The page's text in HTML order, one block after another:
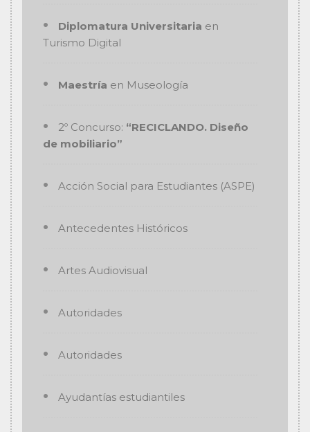
Diplomatura Universitaria en
Turismo Digital
Maestría en Museología
2º Concurso: “RECICLANDO. Diseño
de mobiliario”
Acción Social para Estudiantes (ASPE)
Antecedentes Históricos
Artes Audiovisual
Autoridades
Autoridades
Ayudantías estudiantiles